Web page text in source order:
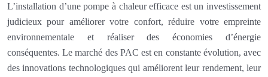
L’installation d’une pompe à chaleur efficace est un investissement
judicieux pour améliorer votre confort, réduire votre empreinte
environnementale et réaliser des économies d’énergie
conséquentes. Le marché des PAC est en constante évolution, avec
des innovations technologiques qui améliorent leur rendement, leur